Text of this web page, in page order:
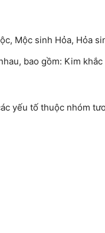
Mộc sinh Hỏa, Hỏa
bao gồm: Kim
yếu tố thuộc nhóm